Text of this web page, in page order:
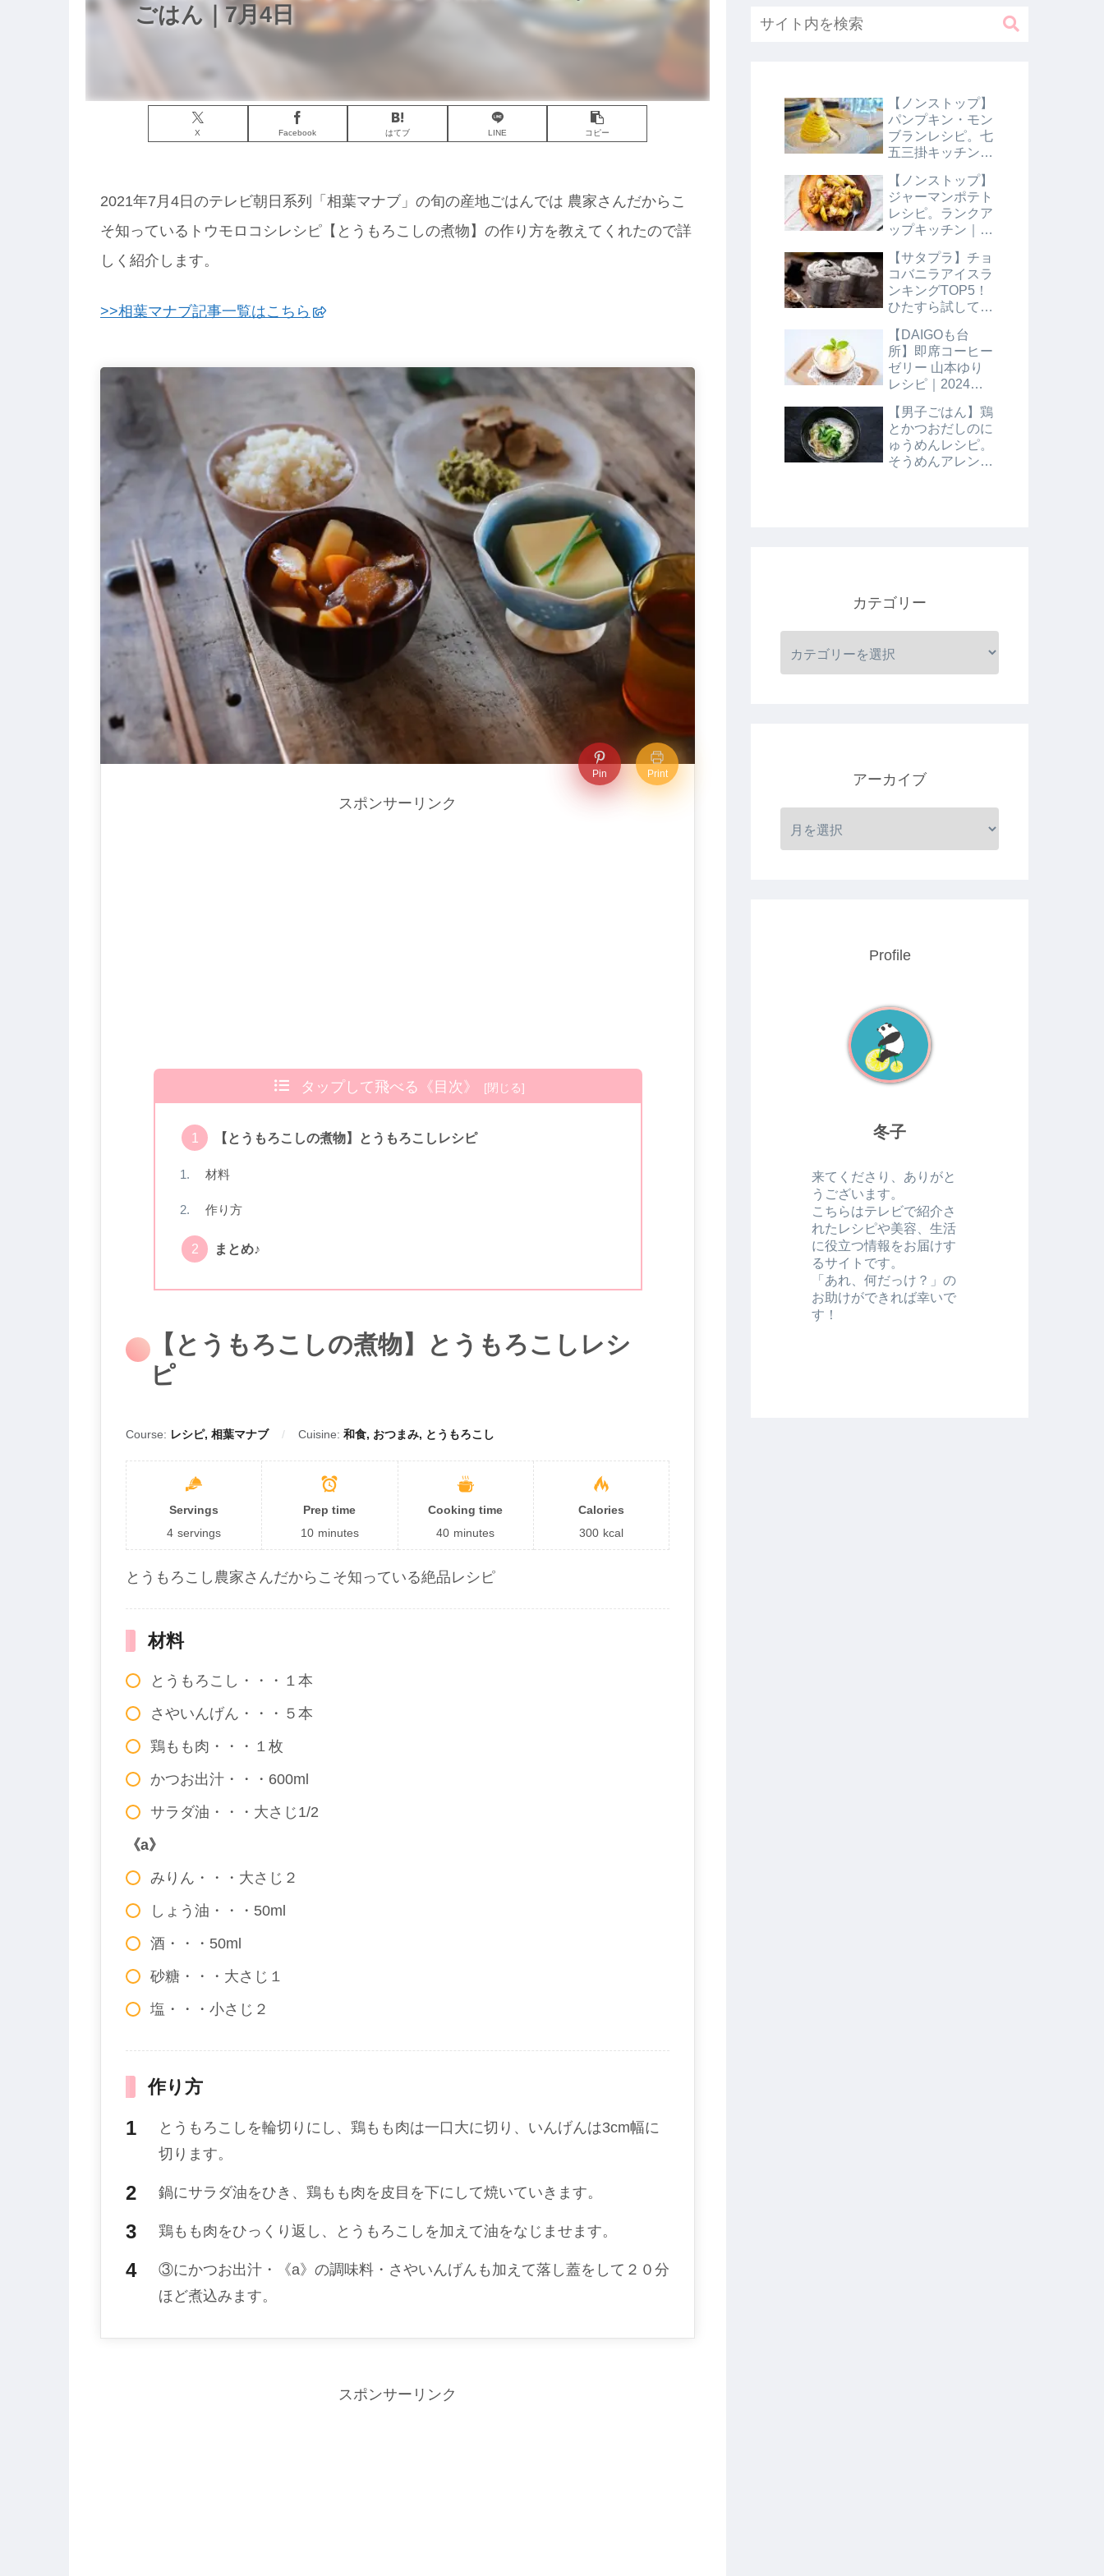
ごはん｜7月4日
X Facebook はてブ LINE コピー
2021年7月4日のテレビ朝日系列「相葉マナブ」の旬の産地ごはんでは 農家さんだからこ
そ知っているトウモロコシレシピ【とうもろこしの煮物】の作り方を教えてくれたので詳
しく紹介します。
>>相葉マナブ記事一覧はこちら
Pin Print
スポンサーリンク
タップして飛べる《目次》
【とうもろこしの煮物】とうもろこしレシピ
材料
作り方
まとめ♪
【とうもろこしの煮物】とうもろこしレシ
ピ
Course: レシピ, 相葉マナブ Cuisine: 和食, おつまみ, とうもろこし
Servings
4 servings
Prep time
10 minutes
Cooking time
40 minutes
Calories
300 kcal
とうもろこし農家さんだからこそ知っている絶品レシピ
材料
とうもろこし・・・１本
さやいんげん・・・５本
鶏もも肉・・・１枚
かつお出汁・・・600ml
サラダ油・・・大さじ1/2
《a》
みりん・・・大さじ２
しょう油・・・50ml
酒・・・50ml
砂糖・・・大さじ１
塩・・・小さじ２
作り方
とうもろこしを輪切りにし、鶏もも肉は一口大に切り、いんげんは3cm幅に
切ります。
鍋にサラダ油をひき、鶏もも肉を皮目を下にして焼いていきます。
鶏もも肉をひっくり返し、とうもろこしを加えて油をなじませます。
③にかつお出汁・《a》の調味料・さやいんげんも加えて落し蓋をして２０分
ほど煮込みます。
スポンサーリンク
【ノンストップ】
パンプキン・モン
ブランレシピ。七
五三掛キッチン｜
【ノンストップ】
ジャーマンポテト
レシピ。ランクア
ップキッチン｜10
【サタプラ】チョ
コバニラアイスラ
ンキングTOP5！
ひたすら試してラ
日【サタデープラ
ス】
【DAIGOも台
所】即席コーヒー
ゼリー 山本ゆり
レシピ｜2024年8
【男子ごはん】鶏
とかつおだしのに
ゅうめんレシピ。
そうめんアレンジ
カテゴリー
アーカイブ
Profile
冬子
来てくださり、ありがと
うございます。
こちらはテレビで紹介さ
れたレシピや美容、生活
に役立つ情報をお届けす
るサイトです。
「あれ、何だっけ？」の
お助けができれば幸いで
す！